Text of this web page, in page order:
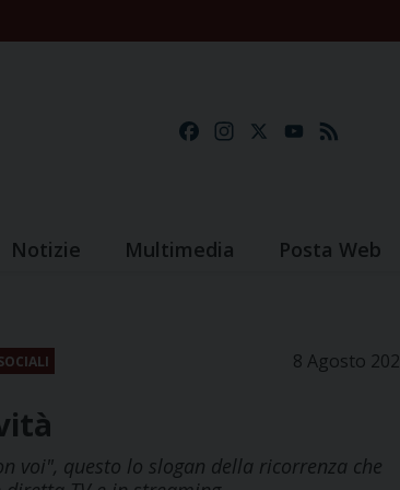
FacebookInstagramYouTube
Notizie Multimedia Posta Web
8 Agosto
voi", questo lo slogan della ricorrenza che